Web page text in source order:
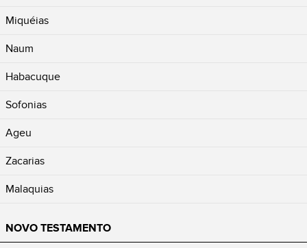
Miquéias
Naum
Habacuque
Sofonias
Ageu
Zacarias
Malaquias
NOVO TESTAMENTO